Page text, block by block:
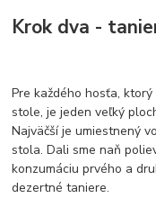
Krok dva -
Pre každého hosťa,
stole, je jeden veľký
Najväčší je umiestnený
stola. Dali sme naň
konzumáciu prvého a
dezertné taniere.